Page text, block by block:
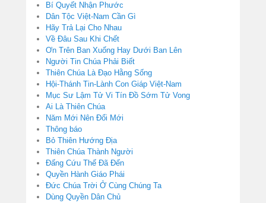
Bí Quyết Nhận Phước
Dân Tộc Việt-Nam Cần Gì
Hãy Trả Lại Cho Nhau
Về Đâu Sau Khi Chết
Ơn Trên Ban Xuống Hay Dưới Ban Lên
Người Tin Chúa Phải Biết
Thiên Chúa Là Đạo Hằng Sống
Hội-Thánh Tin-Lành Con Giáp Việt-Nam
Mục Sư Lậm Tử Vi Tín Đồ Sớm Tử Vong
Ai Là Thiên Chúa
Năm Mới Nên Đổi Mới
Thông báo
Bỏ Thiên Hướng Địa
Thiên Chúa Thành Người
Đấng Cứu Thế Đã Đến
Quyền Hành Giáo Phái
Đức Chúa Trời Ở Cùng Chúng Ta
Dùng Quyền Dân Chủ